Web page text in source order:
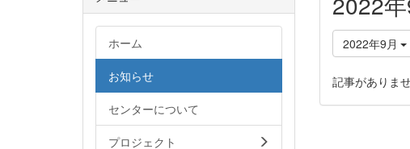
2022年9月
記事がありませ
ホーム
お知らせ
センターについて
プロジェクト